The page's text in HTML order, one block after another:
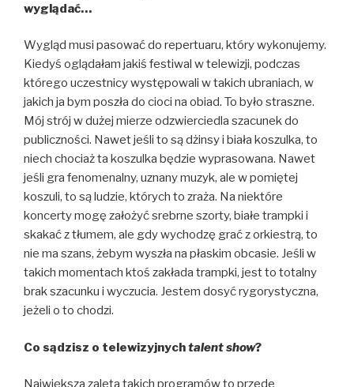
wyglądać…
Wygląd musi pasować do repertuaru, który wykonujemy.
Kiedyś oglądałam jakiś festiwal w telewizji, podczas
którego uczestnicy występowali w takich ubraniach, w
jakich ja bym poszła do cioci na obiad. To było straszne.
Mój strój w dużej mierze odzwierciedla szacunek do
publiczności. Nawet jeśli to są dżinsy i biała koszulka, to
niech chociaż ta koszulka będzie wyprasowana. Nawet
jeśli gra fenomenalny, uznany muzyk, ale w pomiętej
koszuli, to są ludzie, których to zraża. Na niektóre
koncerty mogę założyć srebrne szorty, białe trampki i
skakać z tłumem, ale gdy wychodzę grać z orkiestrą, to
nie ma szans, żebym wyszła na płaskim obcasie. Jeśli w
takich momentach ktoś zakłada trampki, jest to totalny
brak szacunku i wyczucia. Jestem dosyć rygorystyczna,
jeżeli o to chodzi.
Co sądzisz o telewizyjnychtalent show?
Największa zaleta takich programów to przede